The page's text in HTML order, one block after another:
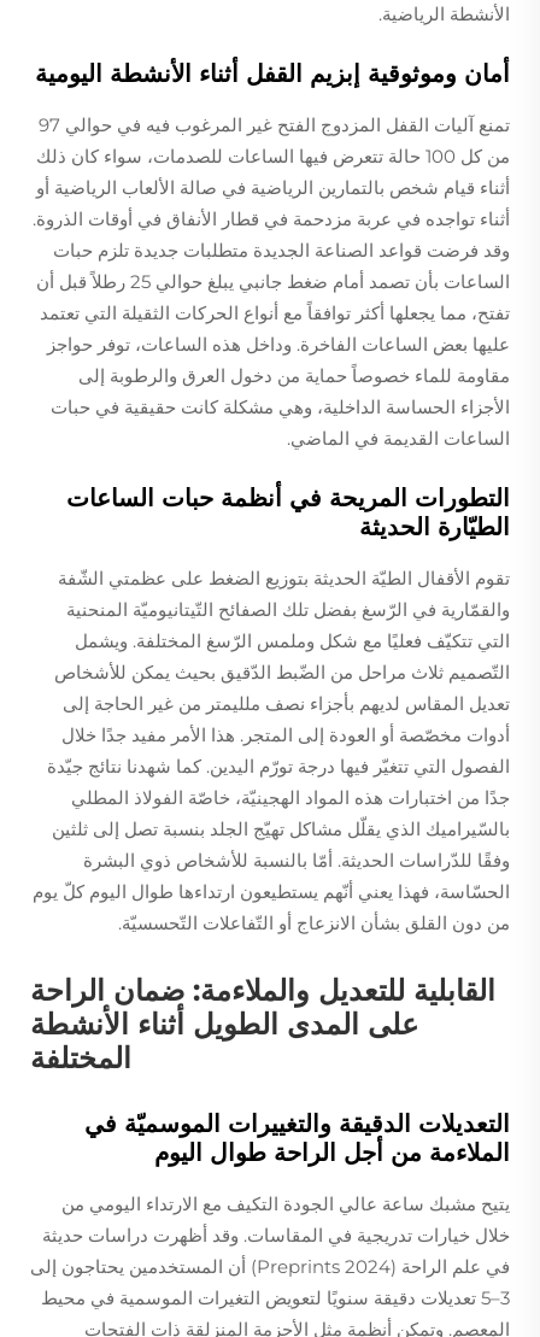
الأنشطة الرياضية.
أمان وموثوقية إبزيم القفل أثناء الأنشطة اليومية
تمنع آليات القفل المزدوج الفتح غير المرغوب فيه في حوالي 97
من كل 100 حالة تتعرض فيها الساعات للصدمات، سواء كان ذلك
أثناء قيام شخص بالتمارين الرياضية في صالة الألعاب الرياضية أو
أثناء تواجده في عربة مزدحمة في قطار الأنفاق في أوقات الذروة.
وقد فرضت قواعد الصناعة الجديدة متطلبات جديدة تلزم حبات
الساعات بأن تصمد أمام ضغط جانبي يبلغ حوالي 25 رطلاً قبل أن
تفتح، مما يجعلها أكثر توافقاً مع أنواع الحركات الثقيلة التي تعتمد
عليها بعض الساعات الفاخرة. وداخل هذه الساعات، توفر حواجز
مقاومة للماء خصوصاً حماية من دخول العرق والرطوبة إلى
الأجزاء الحساسة الداخلية، وهي مشكلة كانت حقيقية في حبات
الساعات القديمة في الماضي.
التطورات المريحة في أنظمة حبات الساعات
الطيّارة الحديثة
تقوم الأقفال الطيّة الحديثة بتوزيع الضغط على عظمتي الشّفة
والقمّارية في الرّسغ بفضل تلك الصفائح التّيتانيوميّة المنحنية
التي تتكيّف فعليًا مع شكل وملمس الرّسغ المختلفة. ويشمل
التّصميم ثلاث مراحل من الضّبط الدّقيق بحيث يمكن للأشخاص
تعديل المقاس لديهم بأجزاء نصف ملليمتر من غير الحاجة إلى
أدوات مخصّصة أو العودة إلى المتجر. هذا الأمر مفيد جدًا خلال
الفصول التي تتغيّر فيها درجة تورّم اليدين. كما شهدنا نتائج جيّدة
جدًا من اختبارات هذه المواد الهجينيّة، خاصّة الفولاذ المطلي
بالسّيراميك الذي يقلّل مشاكل تهيّج الجلد بنسبة تصل إلى ثلثين
وفقًا للدّراسات الحديثة. أمّا بالنسبة للأشخاص ذوي البشرة
الحسّاسة، فهذا يعني أنّهم يستطيعون ارتداءها طوال اليوم كلّ يوم
من دون القلق بشأن الانزعاج أو التّفاعلات التّحسسيّة.
القابلية للتعديل والملاءمة: ضمان الراحة
على المدى الطويل أثناء الأنشطة
المختلفة
التعديلات الدقيقة والتغييرات الموسميّة في
الملاءمة من أجل الراحة طوال اليوم
يتيح مشبك ساعة عالي الجودة التكيف مع الارتداء اليومي من
خلال خيارات تدريجية في المقاسات. وقد أظهرت دراسات حديثة
في علم الراحة (Preprints 2024) أن المستخدمين يحتاجون إلى
3–5 تعديلات دقيقة سنويًا لتعويض التغيرات الموسمية في محيط
المعصم. وتمكن أنظمة مثل الأحزمة المنزلقة ذات الفتحات